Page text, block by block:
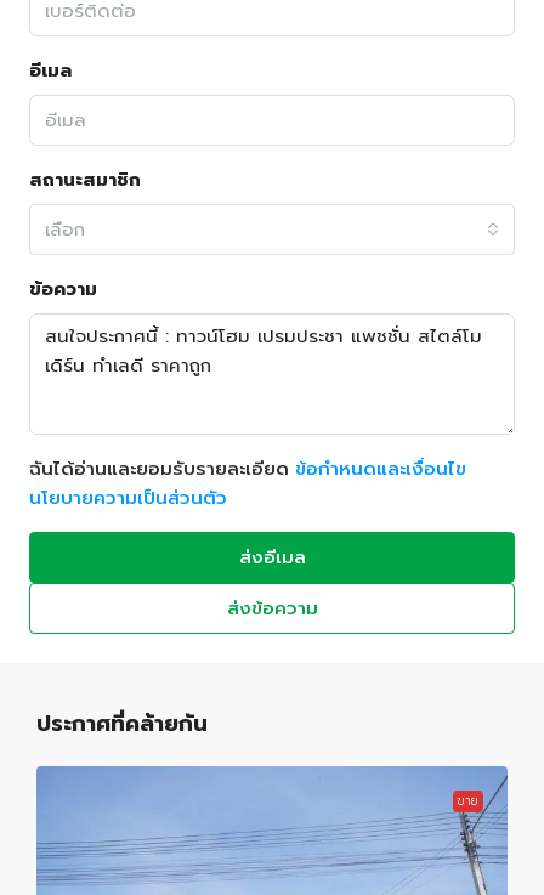
อีเมล
สถานะสมาชิก
เลือก
ข้อความ
ฉันได้อ่านและยอมรับรายละเอียด ข้อกำหนดและเงื่อนไข
นโยบายความเป็นส่วนตัว
ส่งอีเมล
ส่งข้อความ
ประกาศที่คล้ายกัน
ขาย